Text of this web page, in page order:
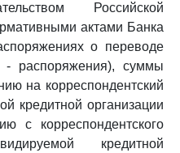
Российской
актами Банка
о переводе
- распоряжения), суммы
на корреспондентский
кредитной организации
с корреспондентского
кредитной